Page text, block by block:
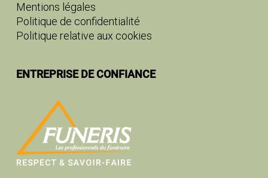
Mentions légales
Politique de confidentialité
Politique relative aux cookies
ENTREPRISE DE CONFIANCE